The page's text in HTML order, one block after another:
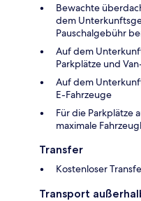
Bewachte
dem
Pauschalgebühr
Auf dem
Parkplätze und
Auf dem
E-Fahrzeuge
Für die Parkplätze
maximale
Transfer
Kostenloser
Transport